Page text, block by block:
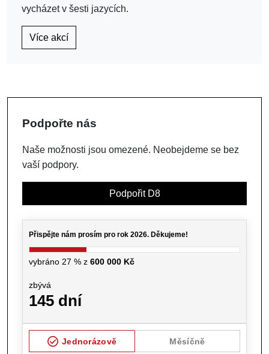
vycházet v šesti jazycích.
Více akcí
Podpořte nás
Naše možnosti jsou omezené. Neobejdeme se bez
vaší podpory.
Podpořit D8